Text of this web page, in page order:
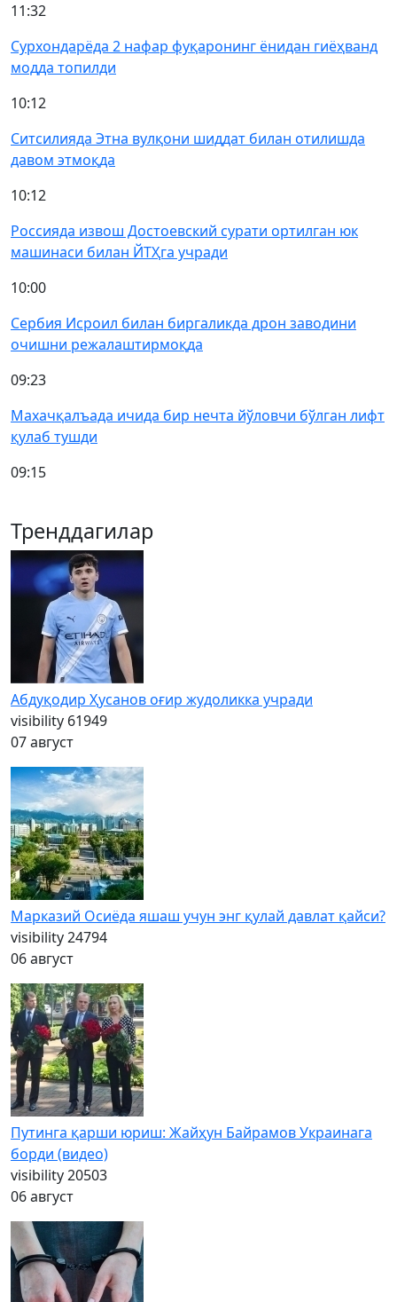
11:32
Сурхондарёда 2 нафар фуқаронинг ёнидан гиёҳванд
модда топилди
10:12
Ситсилияда Этна вулқони шиддат билан отилишда
давом этмоқда
10:12
Россияда извош Достоевский сурати ортилган юк
машинаси билан ЙТҲга учради
10:00
Сербия Исроил билан биргаликда дрон заводини
очишни режалаштирмоқда
09:23
Махачқалъада ичида бир нечта йўловчи бўлган лифт
қулаб тушди
09:15
Тренддагилар
Абдуқодир Ҳусанов оғир жудоликка учради
visibility 61949
07 август
Марказий Осиёда яшаш учун энг қулай давлат қайси?
visibility24794
06 август
Путинга қарши юриш: Жайҳун Байрамов Украинага
борди (видео)
visibility20503
06 август